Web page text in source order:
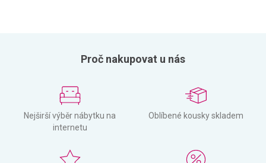
Proč nakupovat u nás
Nejširší výběr nábytku na
internetu
Oblíbené kousky skladem